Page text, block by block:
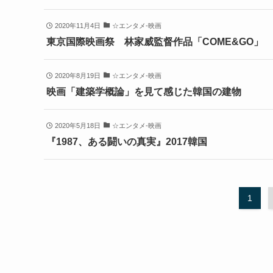
2020年11月4日 ☆エンタメ-映画
東京国際映画祭 林家威監督作品「COME&GO」
2020年8月19日 ☆エンタメ-映画
映画「建築学概論」を見て感じた韓国の建物
2020年5月18日 ☆エンタメ-映画
『1987、ある闘いの真実』2017韓国
1